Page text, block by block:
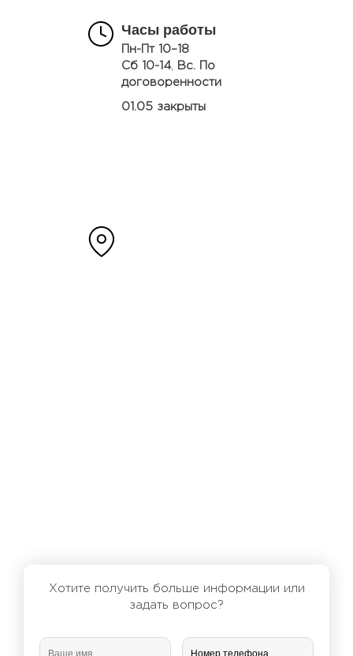
Часы работы
Пн-Пт 10–18
Сб 10-14,
Вс. По
договоренности
01.05 закрыты
Хотите получить больше информации или
задать вопрос?